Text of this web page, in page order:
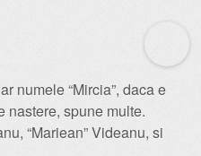
numele “Mircia”, daca e
nastere, spune multe.
“Mariean” Videanu, si